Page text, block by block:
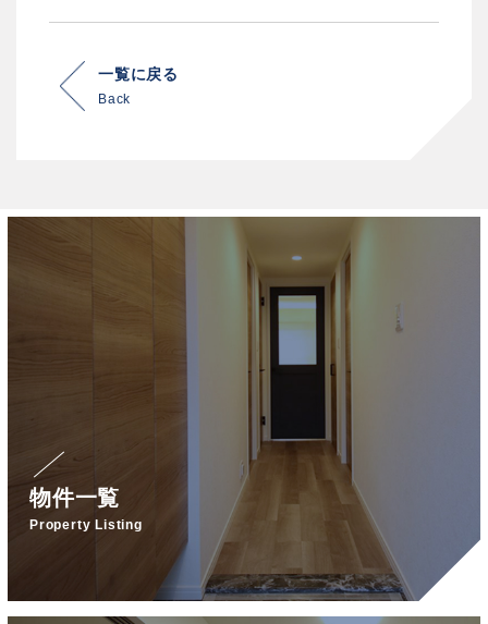
一覧に戻る
Back
物件一覧
Property Listing